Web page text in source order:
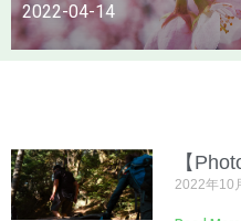
2022-04-14
【
2022年10